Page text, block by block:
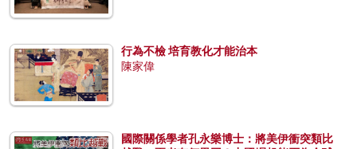
行為不檢 培育教化才能治本
陳家偉
國際關係學者孔永樂博士：將美伊衝突類比